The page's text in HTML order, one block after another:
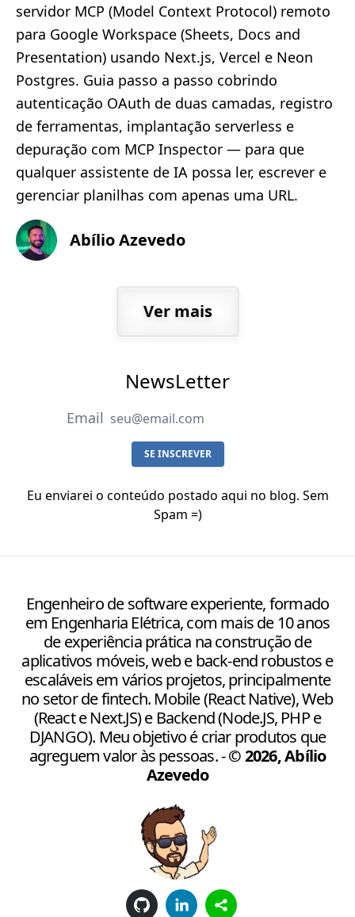
servidor MCP (Model Context Protocol) remoto
para Google Workspace (Sheets, Docs and
Presentation) usando Next.js, Vercel e Neon
Postgres. Guia passo a passo cobrindo
autenticação OAuth de duas camadas, registro
de ferramentas, implantação serverless e
depuração com MCP Inspector — para que
qualquer assistente de IA possa ler, escrever e
gerenciar planilhas com apenas uma URL.
Abílio Azevedo
Ver mais
NewsLetter
Email
SE INSCREVER
Eu enviarei o conteúdo postado aqui no blog. Sem
Spam =)
Engenheiro de software experiente, formado
em Engenharia Elétrica, com mais de 10 anos
de experiência prática na construção de
aplicativos móveis, web e back-end robustos e
escaláveis em vários projetos, principalmente
no setor de fintech. Mobile (React Native), Web
(React e Next.JS) e Backend (Node.JS, PHP e
DJANGO). Meu objetivo é criar produtos que
agreguem valor às pessoas.-©2026,Abílio
Azevedo